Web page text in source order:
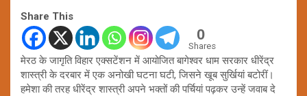
Share This
0
Shares
मेरठ के जागृति विहार एक्सटेंशन में आयोजित बागेश्वर धाम सरकार धीरेंद्र
शास्त्री के दरबार में एक अनोखी घटना घटी, जिसने खूब सुर्खियां बटोरीं।
हमेशा की तरह धीरेंद्र शास्त्री अपने भक्तों की पर्चियां पढ़कर उन्हें जवाब दे